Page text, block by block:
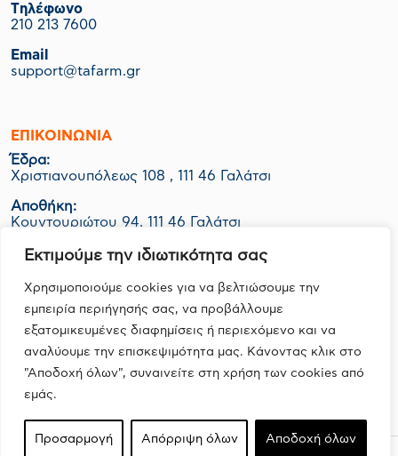
Εκτιμούμε την ιδιωτικότητα σας
Χρησιμοποιούμε cookies για να βελτιώσουμε την
εμπειρία περιήγησής σας, να προβάλλουμε
εξατομικευμένες διαφημίσεις ή περιεχόμενο και να
αναλύουμε την επισκεψιμότητα μας. Κάνοντας κλικ στο
"Αποδοχή όλων", συναινείτε στη χρήση των cookies από
εμάς.
Προσαρμογή Απόρριψη όλων Αποδοχή όλων
Tηλέφωνο
210 213 7600
Email
support@tafarm.gr
ΕΠΙΚΟΙΝΩΝΊΑ
Έδρα:
Χριστιανουπόλεως 108 , 111 46 Γαλάτσι
Αποθήκη:
Κουντουριώτου 94, 111 46 Γαλάτσι
Εργοστάσιο-Logistics:
ΒΙΟ.ΠΑ Κερατέας Ο.Τ. 1048 Οικ. 06Ν, 190 01 Ζαπάνι
FOLLOW US